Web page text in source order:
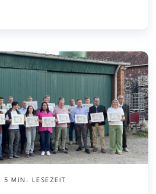
5 MIN. LESEZEIT